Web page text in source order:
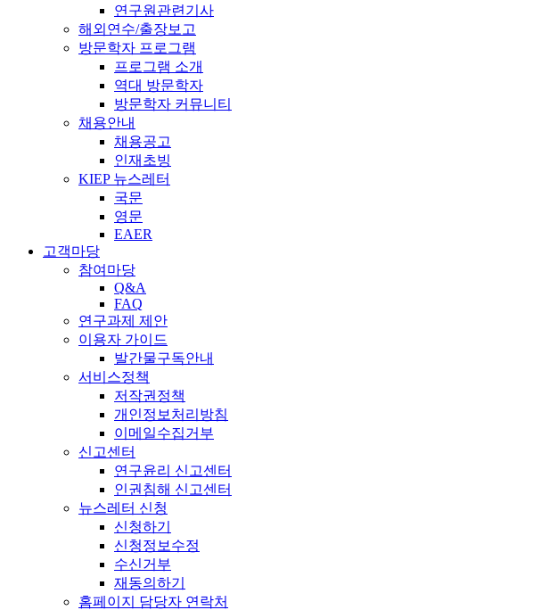
연구원관련기사
해외연수/출장보고
방문학자 프로그램
프로그램 소개
역대 방문학자
방문학자 커뮤니티
채용안내
채용공고
인재초빙
KIEP 뉴스레터
국문
영문
EAER
고객마당
참여마당
Q&A
FAQ
연구과제 제안
이용자 가이드
발간물구독안내
서비스정책
저작권정책
개인정보처리방침
이메일수집거부
신고센터
연구윤리 신고센터
인권침해 신고센터
뉴스레터 신청
신청하기
신청정보수정
수신거부
재동의하기
홈페이지 담당자 연락처